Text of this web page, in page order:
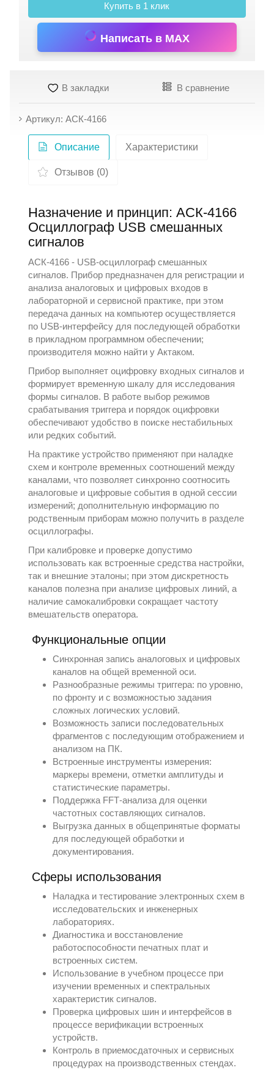
Купить в 1 клик
Написать в MAX
В закладки В сравнение
Артикул: АСК-4166
Описание Характеристики
Отзывов (0)
Назначение и принцип: АСК-4166
Осциллограф USB смешанных
сигналов
АСК-4166 - USB-осциллограф смешанных
сигналов. Прибор предназначен для регистрации и
анализа аналоговых и цифровых входов в
лабораторной и сервисной практике, при этом
передача данных на компьютер осуществляется
по USB-интерфейсу для последующей обработки
в прикладном программном обеспечении;
производителя можно найти уАктаком.
Прибор выполняет оцифровку входных сигналов и
формирует временную шкалу для исследования
формы сигналов. В работе выбор режимов
срабатывания триггера и порядок оцифровки
обеспечивают удобство в поиске нестабильных
или редких событий.
На практике устройство применяют при наладке
схем и контроле временных соотношений между
каналами, что позволяет синхронно соотносить
аналоговые и цифровые события в одной сессии
измерений; дополнительную информацию по
родственным приборам можно получить в разделе
осциллографы.
При калибровке и проверке допустимо
использовать как встроенные средства настройки,
так и внешние эталоны; при этом дискретность
каналов полезна при анализе цифровых линий, а
наличие самокалибровки сокращает частоту
вмешательств оператора.
Функциональные опции
Синхронная запись аналоговых и цифровых
каналов на общей временной оси.
Разнообразные режимы триггера: по уровню,
по фронту и с возможностью задания
сложных логических условий.
Возможность записи последовательных
фрагментов с последующим отображением и
анализом на ПК.
Встроенные инструменты измерения:
маркеры времени, отметки амплитуды и
статистические параметры.
Поддержка FFT‑анализа для оценки
частотных составляющих сигналов.
Выгрузка данных в общепринятые форматы
для последующей обработки и
документирования.
Сферы использования
Наладка и тестирование электронных схем в
исследовательских и инженерных
лабораториях.
Диагностика и восстановление
работоспособности печатных плат и
встроенных систем.
Использование в учебном процессе при
изучении временных и спектральных
характеристик сигналов.
Проверка цифровых шин и интерфейсов в
процессе верификации встроенных
устройств.
Контроль в приемосдаточных и сервисных
процедурах на производственных стендах.